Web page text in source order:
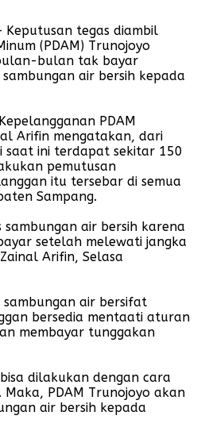
Keputusan tegas diambil
(PDAM) Trunojoyo
bulan tak bayar
air bersih kepada
PDAM
Arifin mengatakan, dari
saat ini terdapat sekitar 150
pemutusan
itu tersebar di semua
Sampang.
sambungan air bersih karena
setelah melewati jangka
Arifin, Selasa
air bersifat
bersedia mentaati aturan
membayar tunggakan
dilakukan dengan cara
PDAM Trunojoyo akan
air bersih kepada